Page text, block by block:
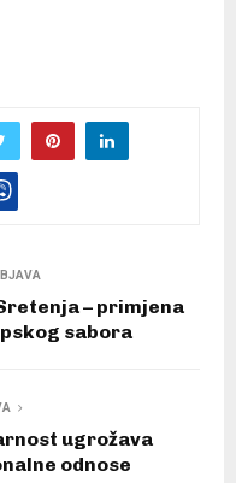
– primjena
sabora
ugrožava
odnose